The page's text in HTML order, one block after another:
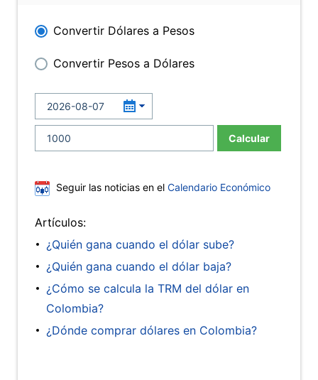
Convertir Dólares a Pesos
Convertir Pesos a Dólares
Calcular
Seguir las noticias en el Calendario Económico
Artículos:
¿Quién gana cuando el dólar sube?
¿Quién gana cuando el dólar baja?
¿Cómo se calcula la TRM del dólar en
Colombia?
¿Dónde comprar dólares en Colombia?